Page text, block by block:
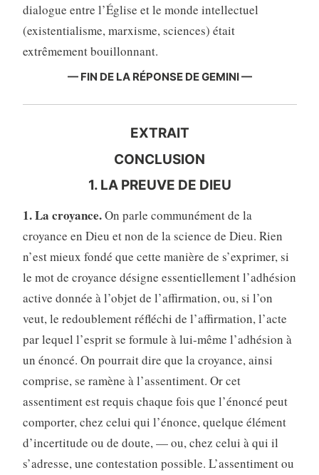
dialogue entre l’Église et le monde intellectuel
(existentialisme, marxisme, sciences) était
extrêmement bouillonnant.
— FIN DE LA RÉPONSE DE GEMINI —
EXTRAIT
CONCLUSION
1. LA PREUVE DE DIEU
1. La croyance.On parle communément de la
croyance en Dieu et non de la science de Dieu. Rien
n’est mieux fondé que cette manière de s’exprimer, si
le mot de croyance désigne essentiellement l’adhésion
active donnée à l’objet de l’affirmation, ou, si l’on
veut, le redoublement réfléchi de l’affirmation, l’acte
par lequel l’esprit se formule à lui-même l’adhésion à
un énoncé. On pourrait dire que la croyance, ainsi
comprise, se ramène à l’assentiment. Or cet
assentiment est requis chaque fois que l’énoncé peut
comporter, chez celui qui l’énonce, quelque élément
d’incertitude ou de doute, — ou, chez celui à qui il
s’adresse, une contestation possible. L’assentiment ou